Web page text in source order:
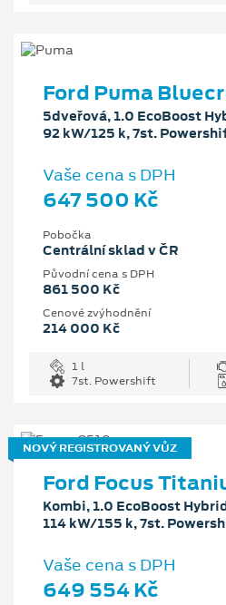
Ford Puma
5dveřová, 1.0 EcoBoost
92 kW/125 k, 7st.
Vaše cena s DPH
647 500 Kč
Pobočka
Centrální sklad v ČR
Původní cena s DPH
861 500 Kč
Cenové zvýhodnění
214 000 Kč
1 l
7st. Powershift
NOVÝ REGISTROVANÝ VŮZ
Ford Focus
Kombi, 1.0 EcoBoost
114 kW/155 k, 7st.
Vaše cena s DPH
649 554 Kč